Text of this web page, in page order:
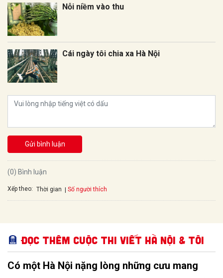
Nỗi niềm vào thu
Cái ngày tôi chia xa Hà Nội
Gửi bình luận
(0) Bình luận
Xếp theo: Thời gian Số người thích
Đọc thêm Cuộc thi viết Hà Nội & Tôi
Có một Hà Nội nặng lòng những cưu mang